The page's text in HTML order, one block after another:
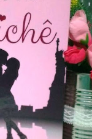
sobre o Pai do
uma missão nessa
Aelin deixa
corte para casa, para
novo rei no trono,
e Nesryn Faliq a